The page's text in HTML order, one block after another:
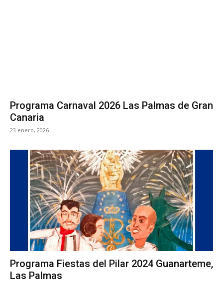
Programa Carnaval 2026 Las Palmas de Gran
Canaria
23 enero, 2026
Programa Fiestas del Pilar 2024 Guanarteme,
Las Palmas